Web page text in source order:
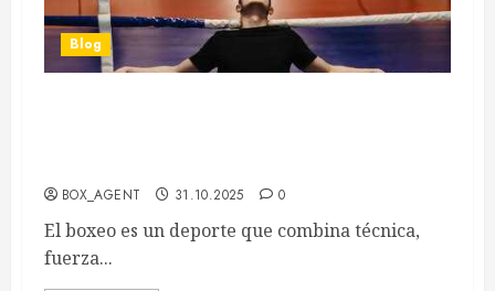
Blog
BOX_AGENT 31.10.2025 0
El boxeo es un deporte que combina técnica,
fuerza...